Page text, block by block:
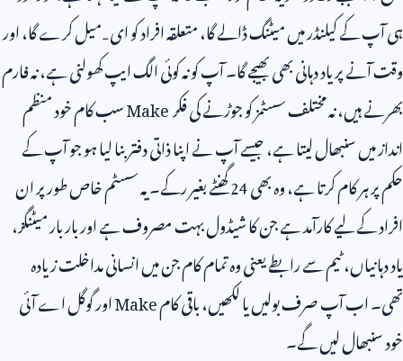
ہی آپ کے کیلنڈر میں میٹنگ ڈالے گا، متعلقہ افراد کو ای‑میل کرے گا، اور
وقت آنے پر یاد دہانی بھی بھیجے گا۔ آپ کو نہ کوئی الگ ایپ کھولنی ہے، نہ فارم
بھرنے ہیں، نہ مختلف سسٹمز کو جوڑنے کی فکرMakeسب کام خود منظم
انداز میں سنبھال لیتا ہے، جیسے آپ نے اپنا ذاتی دفتر بنا لیا ہو جو آپ کے
حکم پر ہر کام کرتا ہے، وہ بھی24گھنٹے بغیر رکے۔ یہ سسٹم خاص طور پر ان
افراد کے لیے کارآمد ہے جن کا شیڈول بہت مصروف ہے اور بار بار میٹنگز،
یاد دہانیاں، ٹیم سے رابطے یعنی وہ تمام کام جن میں انسانی مداخلت زیادہ
تھی۔ اب آپ صرف بولیں یا لکھیں، باقی کامMakeاور گوگل اے آئی
خود سنبھال لیں گے۔